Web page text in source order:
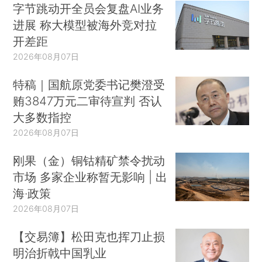
字节跳动开全员会复盘AI业务
进展 称大模型被海外竞对拉
开差距
2026年08月07日
特稿｜国航原党委书记樊澄受
贿3847万元二审待宣判 否认
大多数指控
2026年08月07日
刚果（金）铜钴精矿禁令扰动
市场 多家企业称暂无影响 | 出
海·政策
2026年08月07日
【交易簿】松田克也挥刀止损
明治折戟中国乳业